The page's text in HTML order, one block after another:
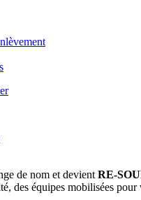
de nom et devient RE-
des équipes mobilisées pour